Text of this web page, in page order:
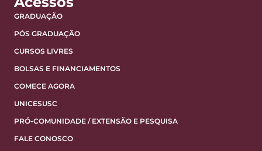
GRADUAÇÃO
PÓS GRADUAÇÃO
CURSOS LIVRES
BOLSAS E FINANCIAMENTOS
COMECE AGORA
UNICESUSC
PRÓ-COMUNIDADE / EXTENSÃO E PESQUISA
FALE CONOSCO